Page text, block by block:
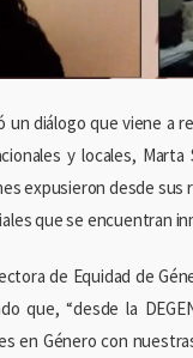
diálogo que viene a
y locales,
expusieron desde
que se encuentran
de Equidad de
que, “desde la
en Género con